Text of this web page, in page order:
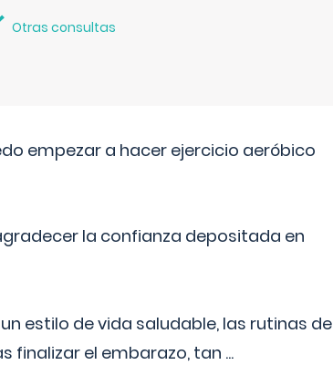
Otras consultas
empezar a hacer ejercicio aeróbico
la confianza depositada en
estilo de vida saludable, las rutinas de
finalizar el embarazo, tan ...